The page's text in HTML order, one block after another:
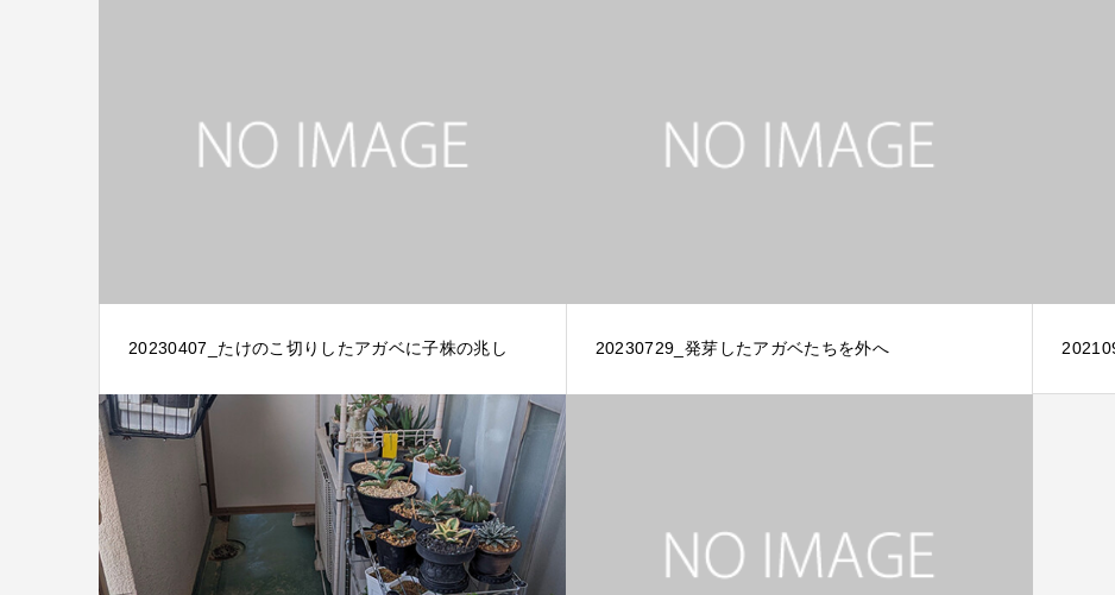
20230407_たけのこ切りしたアガベに子株の兆し 20230729_発芽したアガベたちを外へ